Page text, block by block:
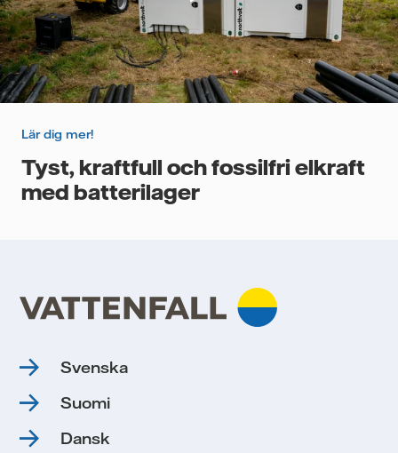
Lär dig mer!
Tyst, kraftfull och fossilfri elkraft
med batterilager
Svenska
Suomi
Dansk